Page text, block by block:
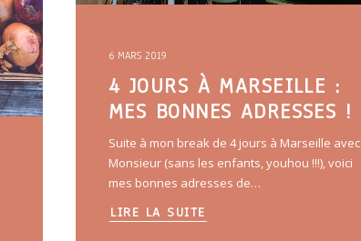
6 MARS 2019
4 JOURS À MARSEILLE :
MES BONNES ADRESSES !
Suite à mon break de 4 jours à Marseille avec
Monsieur (sans les enfants, youhou !!!), voici
mes bonnes adresses de…
LIRE LA SUITE